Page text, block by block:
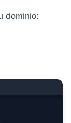
dominio: